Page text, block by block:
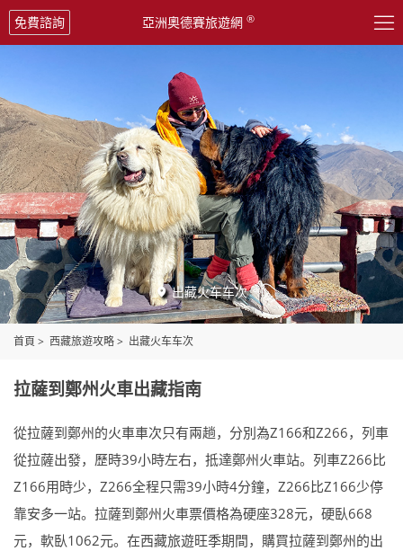

免費諮詢 亞洲奧德賽旅遊網 ®
 出藏火车车次
首頁 > 西藏旅遊攻略> 出藏火车车次
拉薩到鄭州火車出藏指南
從拉薩到鄭州的火車車次只有兩趟，分別為Z166和Z266，列車
從拉薩出發，歷時39小時左右，抵達鄭州火車站。列車Z266比
Z166用時少，Z266全程只需39小時4分鐘，Z266比Z166少停
靠安多一站。拉薩到鄭州火車票價格為硬座328元，硬臥668
元，軟臥1062元。在西藏旅遊旺季期間，購買拉薩到鄭州的出